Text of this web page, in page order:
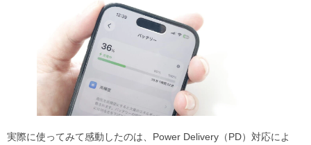
実際に使ってみて感動したのは、Power Delivery（PD）対応によ